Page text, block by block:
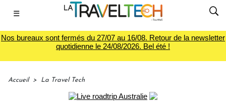
☰
Nos bureaux sont fermés du 27/07 au 16/08. Retour de la newsletter
quotidienne le 24/08/2026. Bel été !
Accueil > La Travel Tech